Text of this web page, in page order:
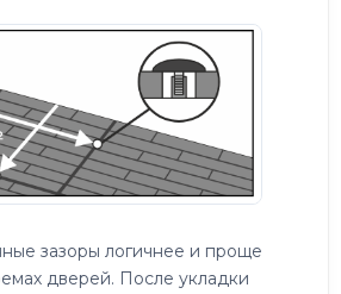
зазоры логичнее и проще
дверей. После укладки